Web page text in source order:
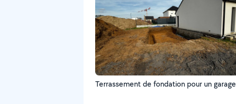
Terrassement de fondation pour un garage